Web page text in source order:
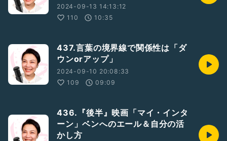
2024-09-13 14:13:12
110
10:35
437.言葉の境界線で関係性は「ダ
ウンorアップ」
2024-09-10 20:08:33
109
09:09
436.『後半』映画「マイ・インタ
ーン」ベンへのエール＆自分の活
かし方